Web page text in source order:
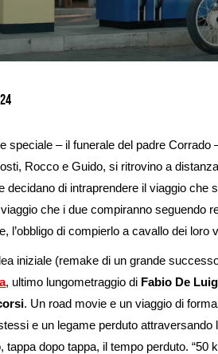
speciale – il funerale del padre
Rocco e Guido, si ritrovino a
decidano di intraprendere il viaggio
che i due compiranno seguendo
l’obbligo di compierlo a cavallo dei loro
iniziale (remake di un grande
, ultimo lungometraggio di Fabio De
. Un road movie e un viaggio di
e un legame perduto attraversando
tappa dopo tappa, il tempo perduto. “50